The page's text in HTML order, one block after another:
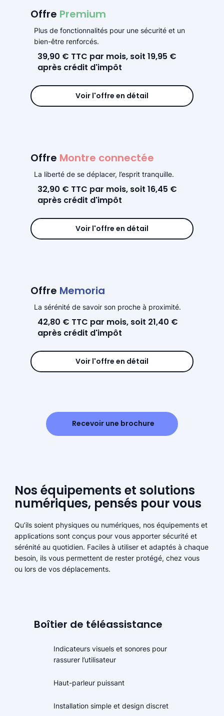
Offre Premium
Plus de fonctionnalités pour une sécurité et un
bien-être renforcés.
39,90 € TTC par mois, soit 19,95 €
après crédit d'impôt
Voir l'offre en détail
Offre Montre connectée
La liberté de se déplacer, l’esprit tranquille.
32,90 € TTC par mois, soit 16,45 €
après crédit d'impôt
Voir l'offre en détail
Offre Memoria
La sérénité de savoir son proche à proximité.
42,80 € TTC par mois, soit 21,40 €
après crédit d'impôt
Voir l'offre en détail
Recevoir une brochure
Nos équipements et solutions
numériques, pensés pour vous
Qu’ils soient physiques ou numériques, nos équipements et
applications sont conçus pour vous apporter sécurité et
sérénité au quotidien. Faciles à utiliser et adaptés à chaque
besoin, ils vous permettent de rester protégé, chez vous
ou lors de vos déplacements.
Boîtier de téléassistance
Indicateurs visuels et sonores pour
rassurer l’utilisateur
Haut-parleur puissant
Installation simple et design discret